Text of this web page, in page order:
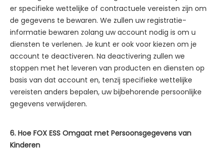
er specifieke wettelijke of contractuele vereisten zijn om
de gegevens te bewaren. We zullen uw registratie-
informatie bewaren zolang uw account nodig is om u
diensten te verlenen. Je kunt er ook voor kiezen om je
account te deactiveren. Na deactivering zullen we
stoppen met het leveren van producten en diensten op
basis van dat account en, tenzij specifieke wettelijke
vereisten anders bepalen, uw bijbehorende persoonlijke
gegevens verwijderen.
6. Hoe FOX ESS Omgaat met Persoonsgegevens van
Kinderen